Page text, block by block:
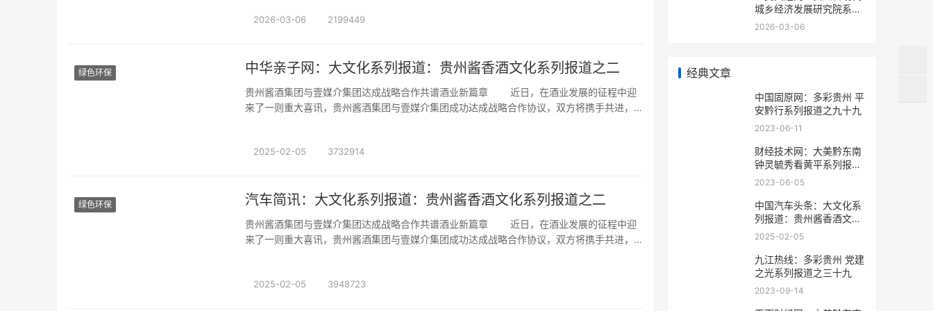
2026-03-06 2199449
绿色环保 中华亲子网：大文化系列报道：贵州酱香酒文化系列报道之二
贵州酱酒集团与壹媒介集团达成战略合作共谱酒业新篇章 近日，在酒业发展的征程中迎
来了一则重大喜讯，贵州酱酒集团与壹媒介集团成功达成战略合作协议，双方将携手共进，开
2025-02-05 3732914
绿色环保 汽车简讯：大文化系列报道：贵州酱香酒文化系列报道之二
贵州酱酒集团与壹媒介集团达成战略合作共谱酒业新篇章 近日，在酒业发展的征程中迎
来了一则重大喜讯，贵州酱酒集团与壹媒介集团成功达成战略合作协议，双方将携手共进，开
2025-02-05 3948723
城乡经济发展研究院系列
报道之一
2026-03-06
经典文章
中国固原网：多彩贵州 平
安黔行系列报道之九十九
2023-06-11
财经技术网：大美黔东南
钟灵毓秀看黄平系列报道
之十五
2023-06-05
中国汽车头条：大文化系
列报道：贵州酱香酒文化
系列报道之二
2025-02-05
九江热线：多彩贵州 党建
之光系列报道之三十九
2023-09-14